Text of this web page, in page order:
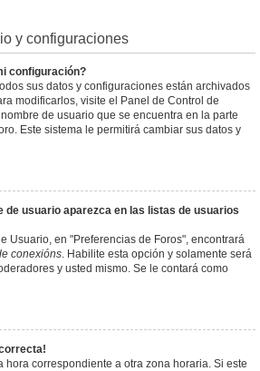
y configuraciones
configuración?
sus datos y configuraciones están archivados
modificarlos, visite el Panel de Control de
de usuario que se encuentra en la parte
Este sistema le permitirá cambiar sus datos y
de usuario aparezca en las listas de usuarios
Usuario, en "Preferencias de Foros", encontrará
conexións. Habilite esta opción y solamente será
y usted mismo. Se le contará como
hora correspondiente a otra zona horaria. Si este